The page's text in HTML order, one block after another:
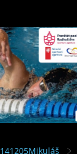
141205Mikuláš